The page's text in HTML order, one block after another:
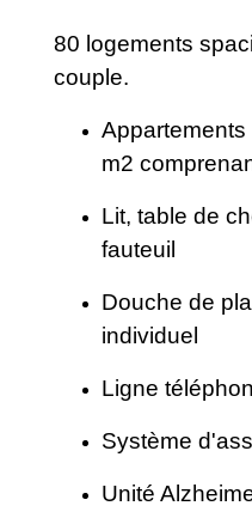
80 logements
couple.
m2
Lit, table de
fauteuil
Douche de
individuel
Ligne
Système
Unité